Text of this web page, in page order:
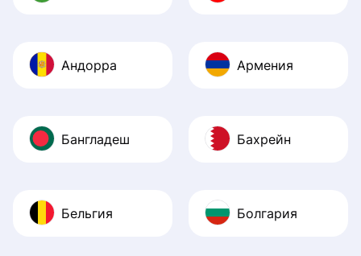
Андорра Армения
Бангладеш Бахрейн
Бельгия Болгария